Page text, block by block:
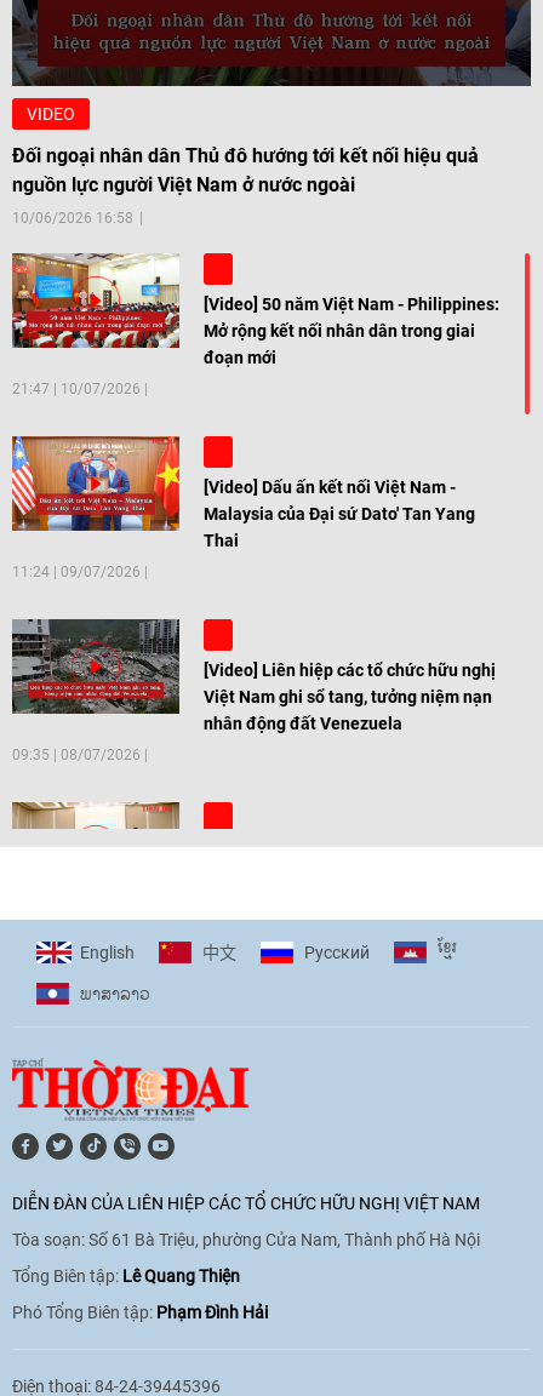
VIDEO
Đối ngoại nhân dân Thủ đô hướng tới kết nối hiệu quả
nguồn lực người Việt Nam ở nước ngoài
10/06/2026 16:58
[Video] 50 năm Việt Nam - Philippines:
Mở rộng kết nối nhân dân trong giai
đoạn mới
21:47 10/07/2026
[Video] Dấu ấn kết nối Việt Nam -
Malaysia của Đại sứ Dato' Tan Yang
Thai
11:24 09/07/2026
[Video] Liên hiệp các tổ chức hữu nghị
Việt Nam ghi sổ tang, tưởng niệm nạn
nhân động đất Venezuela
09:35 08/07/2026
[Video] Trẻ em Đông Á cùng kiến tạo
11:10|17/06/2026
hòa bình, hữu nghị giữa các dân tộc"
cho Đại sứ Hungary tại Việt Nam
17:25| 13/06/2026
English 中文 Pусский ខ្មែរ
ພາ​ສາ​ລາວ
DIỄN ĐÀN CỦA LIÊN HIỆP CÁC TỔ CHỨC HỮU NGHỊ VIỆT NAM
Tòa soạn: Số 61 Bà Triệu, phường Cửa Nam, Thành phố Hà Nội
Tổng Biên tập: Lê Quang Thiện
Phó Tổng Biên tập: Phạm Đình Hải
Điện thoại: 84-24-39445396